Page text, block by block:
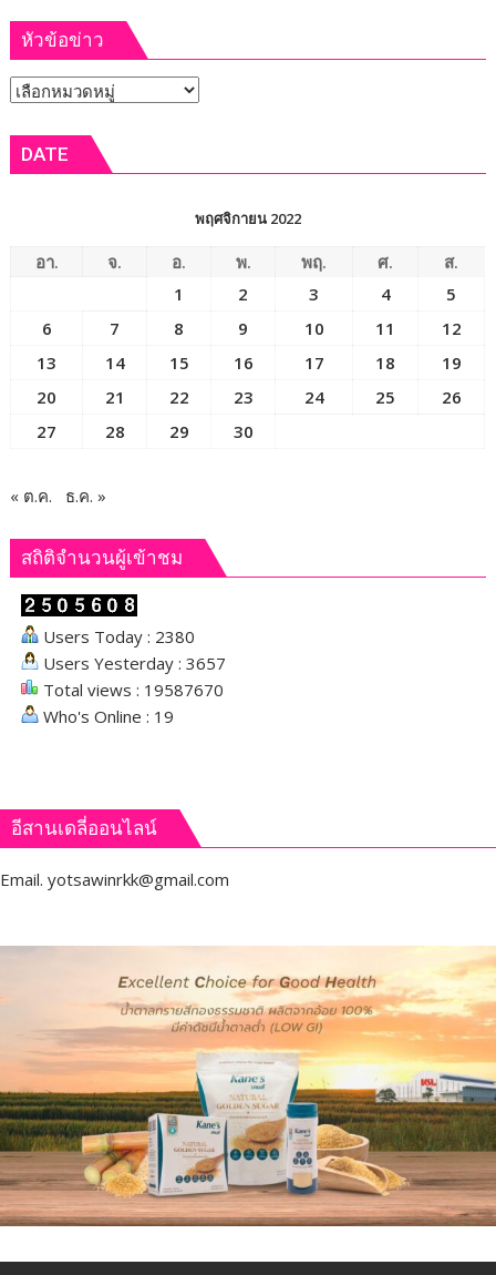
หัวข้อข่าว
หัวข้อ
DATE
พฤศจิกายน 2022
อา. จ. อ. พ. พฤ. ศ.
ส.
1
2 3 4
5
6
7 8 9 10 11
12
13
14 15 16 17 18
19
20
21 22 23 24 25
26
27
28 29 30
« ต.ค. ธ.ค. »
สถิติจำนวนผู้เข้าชม
Users Today : 2380
Users Yesterday : 3657
Total views : 19587670
Who's Online : 19
อีสานเดลี่ออนไลน์
Email. yotsawinrkk@gmail.com